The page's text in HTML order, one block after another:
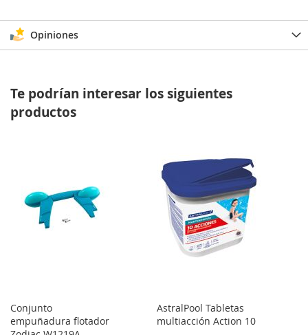
Opiniones
Te podrían interesar los siguientes
productos
Conjunto
empuñadura flotador
AstralPool Tabletas
multiacción Action 10